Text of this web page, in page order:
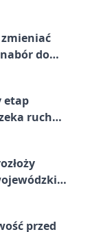
zmieniać
do
etap
ruch
przed